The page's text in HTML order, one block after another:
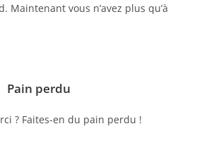
Maintenant vous n’avez plus qu’à
Pain perdu
? Faites-en du pain perdu !